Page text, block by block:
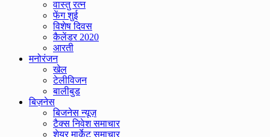
वास्तु रत्न
फेंग शुई
विशेष दिवस
कैलेंडर 2020
आरती
मनोरंजन
खेल
टेलीविजन
बालीबुड
बिज़नेस
बिजनेस न्यूज़
टैक्स निवेश समाचार
शेयर मार्केट समाचार